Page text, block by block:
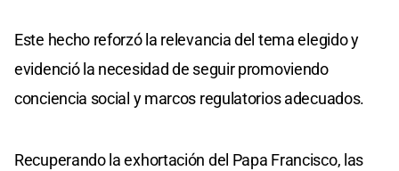
Este hecho reforzó la relevancia del tema elegido y
evidenció la necesidad de seguir promoviendo
conciencia social y marcos regulatorios adecuados.
Recuperando la exhortación del Papa Francisco, las